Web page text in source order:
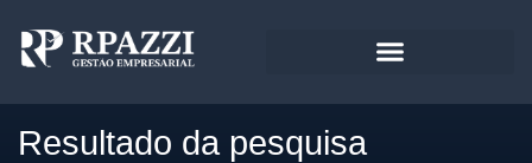
Resultado da pesquisa